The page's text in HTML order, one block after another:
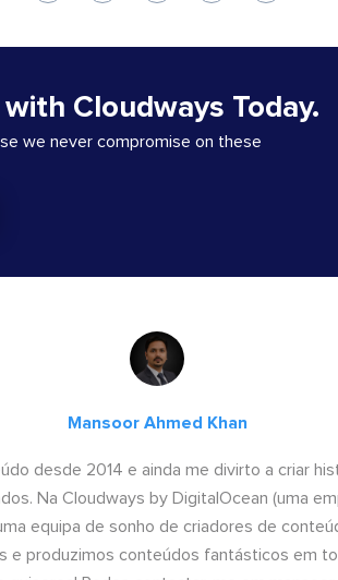
Cloudways Today.
we never compromise on these
Mansoor Ahmed Khan
desde 2014 e ainda me divirto a criar
Na Cloudways by DigitalOcean (uma
equipa de sonho de criadores de
e produzimos conteúdos fantásticos em